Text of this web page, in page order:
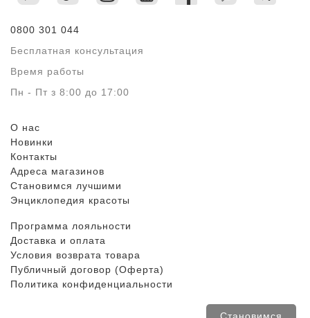
0800 301 044
Бесплатная консультация
Время работы
Пн - Пт з 8:00 до 17:00
О нас
Новинки
Контакты
Адреса магазинов
Становимся лучшими
Энциклопедия красоты
Программа лояльности
Доставка и оплата
Условия возврата товара
Публичный договор (Оферта)
Политика конфиденциальности